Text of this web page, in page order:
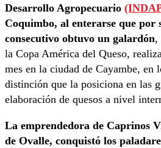
Desarrollo Agropecuario
Coquimbo, al enterarse que por
consecutivo obtuvo un galardón,
la Copa América del Queso,
mes en la ciudad de Cayambe, en
distinción que la posiciona en las
elaboración de quesos a nivel
La emprendedora de Caprinos
de Ovalle, conquistó los